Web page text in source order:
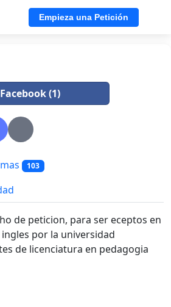
Empieza una Petición
(1)
103
de peticion, para ser eceptos en
por la universidad
de licenciatura en pedagogia